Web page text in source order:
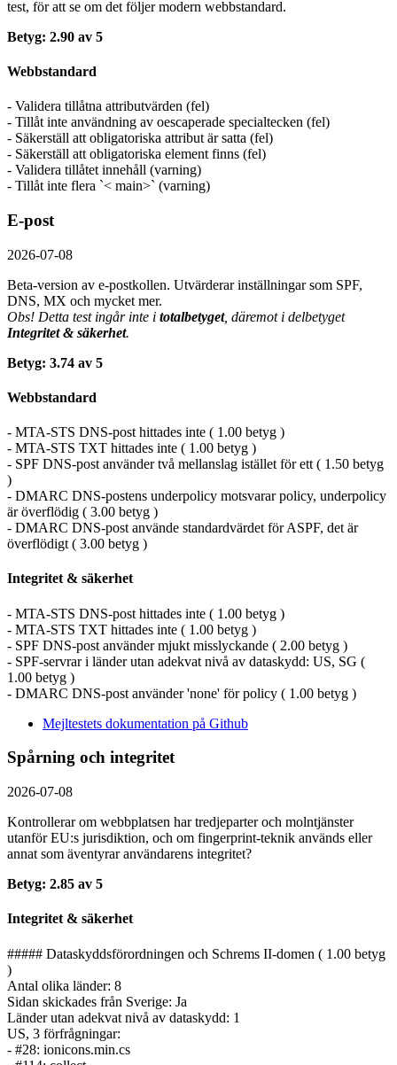
test, för att se om det följer modern webbstandard.
Betyg: 2.90 av 5
Webbstandard
- Validera tillåtna attributvärden (fel)
- Tillåt inte användning av oescaperade specialtecken (fel)
- Säkerställ att obligatoriska attribut är satta (fel)
- Säkerställ att obligatoriska element finns (fel)
- Validera tillåtet innehåll (varning)
- Tillåt inte flera `< main>` (varning)
E-post
2026-07-08
Beta-version av e-postkollen. Utvärderar inställningar som SPF,
DNS, MX och mycket mer.
Obs! Detta test ingår inte i totalbetyget, däremot i delbetyget
Integritet & säkerhet.
Betyg: 3.74 av 5
Webbstandard
- MTA-STS DNS-post hittades inte ( 1.00 betyg )
- MTA-STS TXT hittades inte ( 1.00 betyg )
- SPF DNS-post använder två mellanslag istället för ett ( 1.50 betyg
)
- DMARC DNS-postens underpolicy motsvarar policy, underpolicy
är överflödig ( 3.00 betyg )
- DMARC DNS-post använde standardvärdet för ASPF, det är
överflödigt ( 3.00 betyg )
Integritet & säkerhet
- MTA-STS DNS-post hittades inte ( 1.00 betyg )
- MTA-STS TXT hittades inte ( 1.00 betyg )
- SPF DNS-post använder mjukt misslyckande ( 2.00 betyg )
- SPF-servrar i länder utan adekvat nivå av dataskydd: US, SG (
1.00 betyg )
- DMARC DNS-post använder 'none' för policy ( 1.00 betyg )
Mejltestets dokumentation på Github
Spårning och integritet
2026-07-08
Kontrollerar om webbplatsen har tredjeparter och molntjänster
utanför EU:s jurisdiktion, och om fingerprint-teknik används eller
annat som äventyrar användarens integritet?
Betyg: 2.85 av 5
Integritet & säkerhet
##### Dataskyddsförordningen och Schrems II-domen ( 1.00 betyg
)
Antal olika länder: 8
Sidan skickades från Sverige: Ja
Länder utan adekvat nivå av dataskydd: 1
US, 3 förfrågningar:
- #28: ionicons.min.cs